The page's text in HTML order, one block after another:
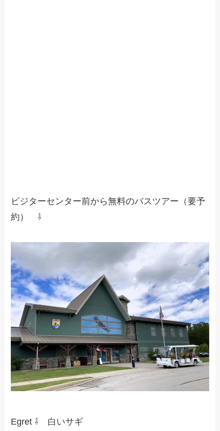
ビジターセンター前から無料のバスツアー（要予
約） ⇩
Egret ⇩ 白いサギ